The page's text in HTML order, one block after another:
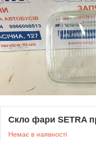
Скло фари SETRA
Немає в наявності